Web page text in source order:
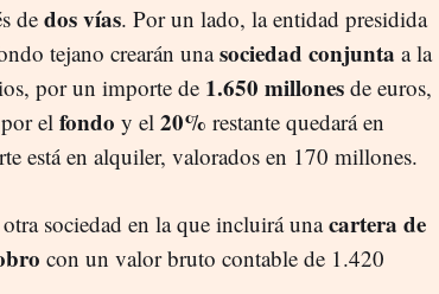
de dos vías. Por un lado, la entidad presidida
tejano crearán unasociedad conjunta a la
por un importe de 1.650 millones de euros,
el fondo y el 20% restante quedará en
está en alquiler, valorados en 170 millones.
sociedad en la que incluirá unacartera de
con un valor bruto contable de 1.420